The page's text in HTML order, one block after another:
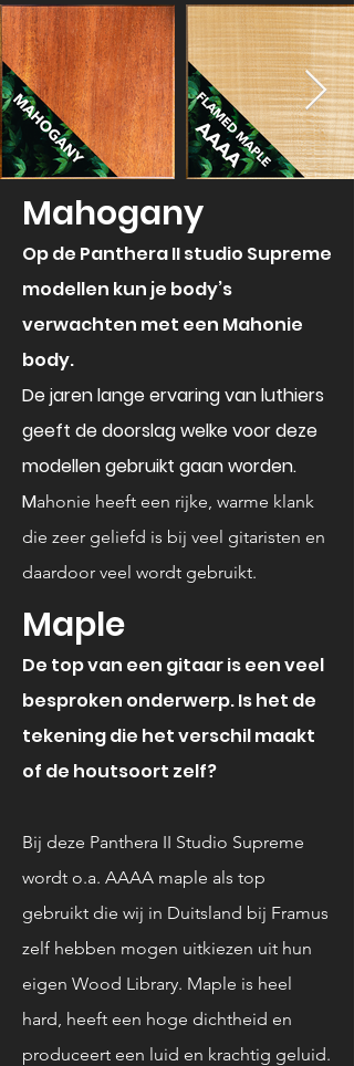
Mahogany
Op de Panthera II studio Supreme
modellen kun je body’s
verwachten met een Mahonie
body.
De jaren lange ervaring van luthiers
geeft de doorslag welke voor deze
modellen gebruikt gaan worden.
Mahonie heeft een rijke, warme klank
die zeer geliefd is bij veel gitaristen en
daardoor veel wordt gebruikt.
Maple
De top van een gitaar is een veel
besproken onderwerp. Is het de
tekening die het verschil maakt
of de houtsoort zelf?
Bij deze Panthera II Studio Supreme
wordt o.a. AAAA maple als top
gebruikt die wij in Duitsland bij Framus
zelf hebben mogen uitkiezen uit hun
eigen Wood Library. Maple is heel
hard, heeft een hoge dichtheid en
produceert een luid en krachtig geluid.